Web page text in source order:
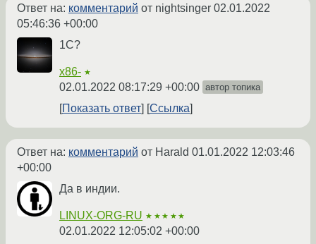
Ответ на: комментарий от nightsinger 02.01.2022
05:46:36 +00:00
1C?
x86- ★
02.01.2022 08:17:29 +00:00 автор топика
Показать ответ Ссылка
Ответ на: комментарий от Harald 01.01.2022 12:03:46
+00:00
Да в индии.
LINUX-ORG-RU ★★★★★
02.01.2022 12:05:02 +00:00